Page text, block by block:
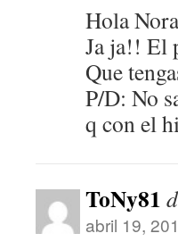
Hola
Ja ja!! El
Que
P/D: No
q con el
ToNy81
abril 19,